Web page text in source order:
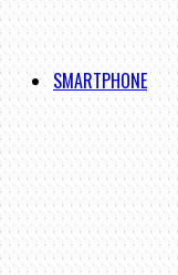
SMARTPHONE